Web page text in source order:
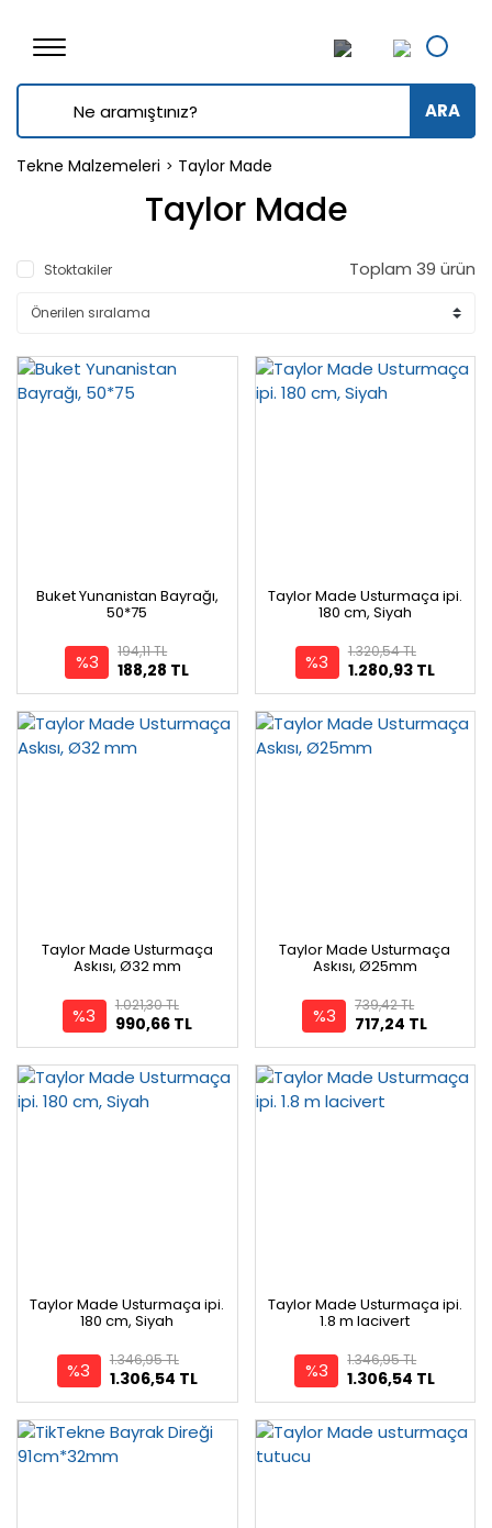
ARA
Tekne Malzemeleri Taylor Made
Taylor Made
Stoktakiler Toplam 39 ürün
Buket Yunanistan Bayrağı,
50*75
%3 188,28 TL
194,11 TL
Taylor Made Usturmaça ipi.
180 cm, Siyah
%3 1.280,93 TL
1.320,54 TL
Taylor Made Usturmaça
Askısı, Ø32 mm
%3 990,66 TL
1.021,30 TL
Taylor Made Usturmaça
Askısı, Ø25mm
%3 717,24 TL
739,42 TL
Taylor Made Usturmaça ipi.
180 cm, Siyah
%3 1.306,54 TL
1.346,95 TL
Taylor Made Usturmaça ipi.
1.8 m lacivert
%3 1.306,54 TL
1.346,95 TL